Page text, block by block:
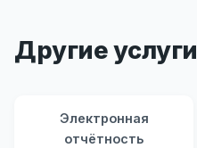
Другие услуги
Электронная
отчётность